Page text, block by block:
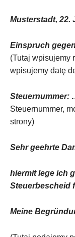
Musterstadt, 22.
Einspruch
(Tutaj wpisujemy
wpisujemy datę
Steuernummer,
strony)
Sehr geehrte
hiermit lege ich
Steuerbescheid
Meine